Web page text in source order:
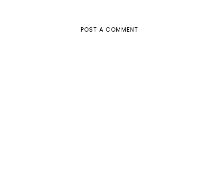
POST A COMMENT